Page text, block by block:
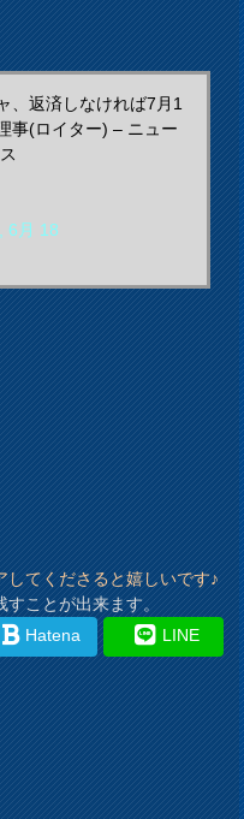
、返済しなければ7月1
事(ロイター) – ニュー
6月 18
てくださると嬉しいです♪
すことが出来ます。
Hatena LINE